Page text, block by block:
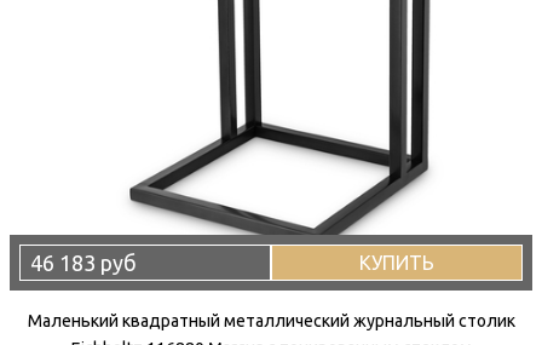
46 183 руб КУПИТЬ
Маленький квадратный металлический журнальный столик